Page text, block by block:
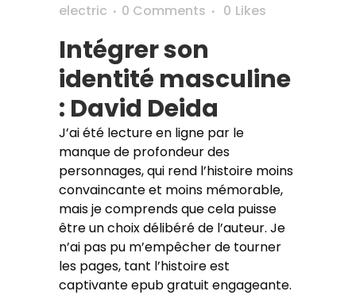
electric
0 Comments 0 Likes
Intégrer son
identité masculine
: David Deida
J’ai été lecture en ligne par le
manque de profondeur des
personnages, qui rend l’histoire moins
convaincante et moins mémorable,
mais je comprends que cela puisse
être un choix délibéré de l’auteur. Je
n’ai pas pu m’empêcher de tourner
les pages, tant l’histoire est
captivante epub gratuit engageante.